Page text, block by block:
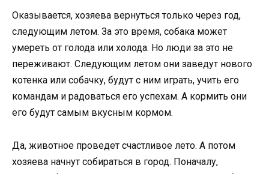
Оказывается, хозяева вернуться только через год,
следующим летом. За это время, собака может
умереть от голода или холода. Но люди за это не
переживают. Следующим летом они заведут нового
котенка или собачку, будут с ним играть, учить его
командам и радоваться его успехам. А кормить они
его будут самым вкусным кормом.
Да, животное проведет счастливое лето. А потом
хозяева начнут собираться в город. Поначалу,